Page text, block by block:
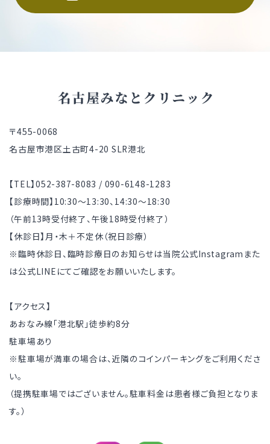
〒455-0068
名古屋市港区土古町4-20 SLR港北
【TEL】052-387-8083 / 090-6148-1283
【診療時間】10:30～13:30、14:30～18:30
（午前13時受付終了、午後18時受付終了）
【休診日】月・木＋不定休（祝日診療）
※臨時休診日、臨時診療日のお知らせは当院公式Instagramまた
は公式LINEにてご確認をお願いいたします。
【アクセス】
あおなみ線「港北駅」徒歩約8分
駐車場あり
※駐車場が満車の場合は、近隣のコインパーキングをご利用くださ
い。
（提携駐車場ではございません。駐車料金は患者様ご負担となりま
す。）